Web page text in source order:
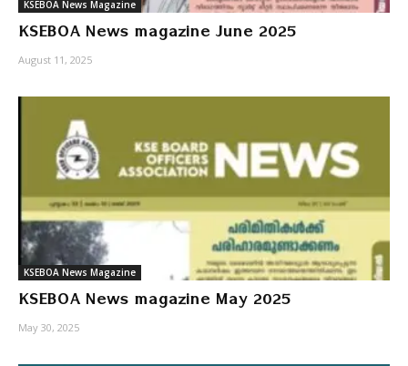
KSEBOA News Magazine
KSEBOA News magazine June 2025
August 11, 2025
KSEBOA News Magazine
KSEBOA News magazine May 2025
May 30, 2025